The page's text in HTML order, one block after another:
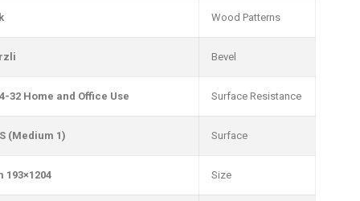
Wood Patterns
Bevel
Surface Resistance
32 Home and Office Use
Surface
(Medium 1)
Size
1204×193 mm